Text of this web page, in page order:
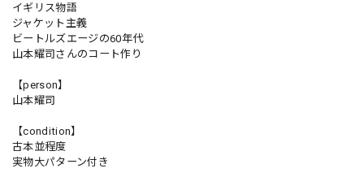
イギリス物語
ジャケット主義
ビートルズエージの60年代
山本耀司さんのコート作り
【person】
山本耀司
【condition】
古本並程度
実物大パターン付き